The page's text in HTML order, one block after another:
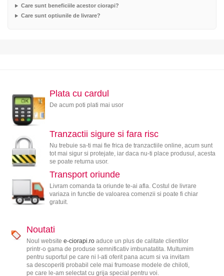
Care sunt beneficiile acestor ciorapi?
Care sunt optiunile de livrare?
Plata cu cardul
De acum poti plati mai usor
Tranzactii sigure si fara risc
Nu trebuie sa-ti mai fie frica de tranzactiile online, acum sunt
tot mai sigur si protejate, iar daca nu-ti place produsul, acesta
se poate returna usor.
Transport oriunde
Livram comanda ta oriunde te-ai afla. Costul de livrare
variaza in functie de valoarea comenzii si poate fi chiar
gratuit.
Noutati
Noul website e-ciorapi.roaduce un plus de calitate clientilor
printr-o gama de produse semnificativ imbunatatita. Multumim
pentru suportul pe care ni l-ati oferit pana acum si va invitam
sa descoperiti probabil cele mai frumoase modele de chiloti,
pe care le-am selectat cu grija special pentru voi.